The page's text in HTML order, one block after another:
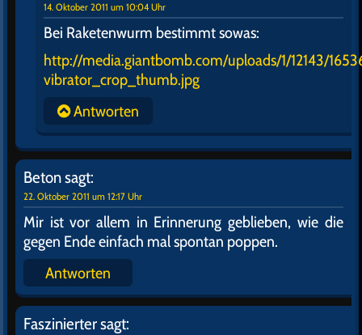
14. Oktober 2011 um 10:04 Uhr
Bei Raketenwurm bestimmt sowas:
http://media.giantbomb.com/uploads/1/12143/
vibrator_crop_thumb.jpg
Antworten
Betonsagt:
22. Oktober 2011 um 12:17 Uhr
Mir ist vor allem in Erinnerung geblieben, wie die
gegen Ende einfach mal spontan poppen.
Antworten
Fasziniertersagt: